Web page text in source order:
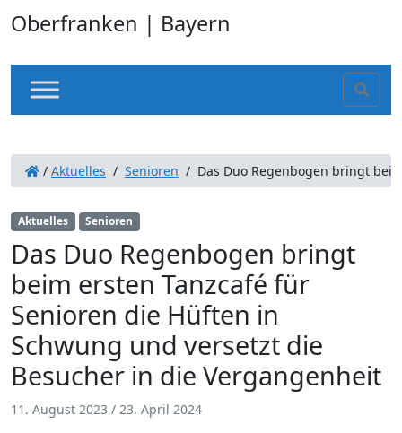
Oberfranken | Bayern
/ Aktuelles / Senioren / Das Duo Regenbogen bringt
Aktuelles Senioren
Das Duo Regenbogen bringt
beim ersten Tanzcafé für
Senioren die Hüften in
Schwung und versetzt die
Besucher in die Vergangenheit
11. August 2023 / 23. April 2024